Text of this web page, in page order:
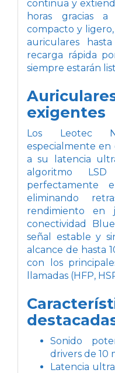
continua y
horas gracias
compacto y
auriculares
recarga rápida
siempre estarán
exigentes
Los Leotec
especialmente
a su latencia
algoritmo
perfectamente
eliminando
rendimiento en
conectividad
señal estable y
alcance de hasta
con los
llamadas (HFP,
Sonido
drivers de 10
Latencia